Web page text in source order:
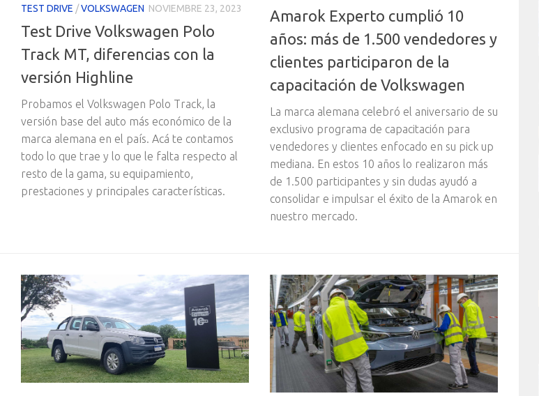
TEST DRIVE /VOLKSWAGEN NOVIEMBRE 23, 2023
Test Drive Volkswagen Polo
Track MT, diferencias con la
versión Highline
Probamos el Volkswagen Polo Track, la
versión base del auto más económico de la
marca alemana en el país. Acá te contamos
todo lo que trae y lo que le falta respecto al
resto de la gama, su equipamiento,
prestaciones y principales características.
Amarok Experto cumplió 10
años: más de 1.500 vendedores y
clientes participaron de la
capacitación de Volkswagen
La marca alemana celebró el aniversario de su
exclusivo programa de capacitación para
vendedores y clientes enfocado en su pick up
mediana. En estos 10 años lo realizaron más
de 1.500 participantes y sin dudas ayudó a
consolidar e impulsar el éxito de la Amarok en
nuestro mercado.